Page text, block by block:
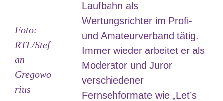
Foto:
RTL/Stef
an
Gregowo
rius
Laufbahn als
Wertungsrichter im Profi-
und Amateurverband tätig.
Immer wieder arbeitet er als
Moderator und Juror
verschiedener
Fernsehformate wie „Let’s